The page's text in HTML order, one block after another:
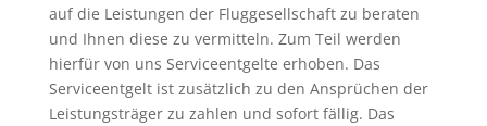
auf die Leistungen der Fluggesellschaft zu beraten
und Ihnen diese zu vermitteln. Zum Teil werden
hierfür von uns Serviceentgelte erhoben. Das
Serviceentgelt ist zusätzlich zu den Ansprüchen der
Leistungsträger zu zahlen und sofort fällig. Das